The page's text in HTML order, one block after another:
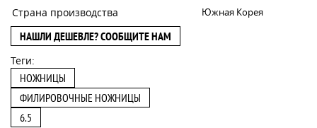
Страна производства Южная Корея
НАШЛИ ДЕШЕВЛЕ? СООБЩИТЕ НАМ
Теги:
НОЖНИЦЫ
ФИЛИРОВОЧНЫЕ НОЖНИЦЫ
6.5